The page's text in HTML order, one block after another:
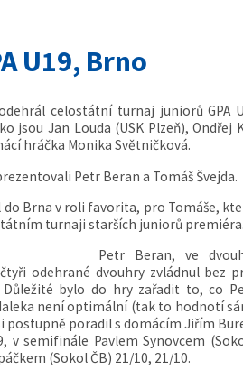
U19, Brno
celostátní turnaj juniorů GPA
jsou Jan Louda (USK Plzeň),
hráčka Monika Světničková.
Petr Beran a Tomáš Švejda.
Brna v roli favorita, pro Tomáše,
turnaji starších juniorů
Petr Beran, ve
odehrané dvouhry zvládnul bez
bylo do hry zařadit to, co
není optimální (tak to hodnotí
postupně poradil s domácím Jiřím
v semifinále Pavlem Synovcem
(Sokol ČB) 21/10, 21/10.